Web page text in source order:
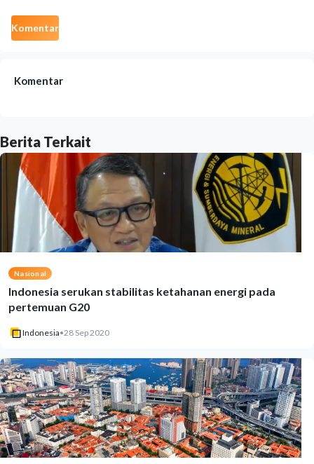
Komentar
Komentar
Berita Terkait
Nasional
Indonesia serukan stabilitas ketahanan energi pada
pertemuan G20
Indonesia•28 Sep 2020